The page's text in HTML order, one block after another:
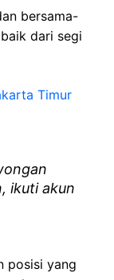
bersama-
dari segi
Timur
ikuti akun
posisi yang